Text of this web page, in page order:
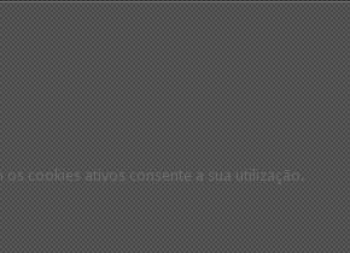
cookies ativos consente a sua utilização.